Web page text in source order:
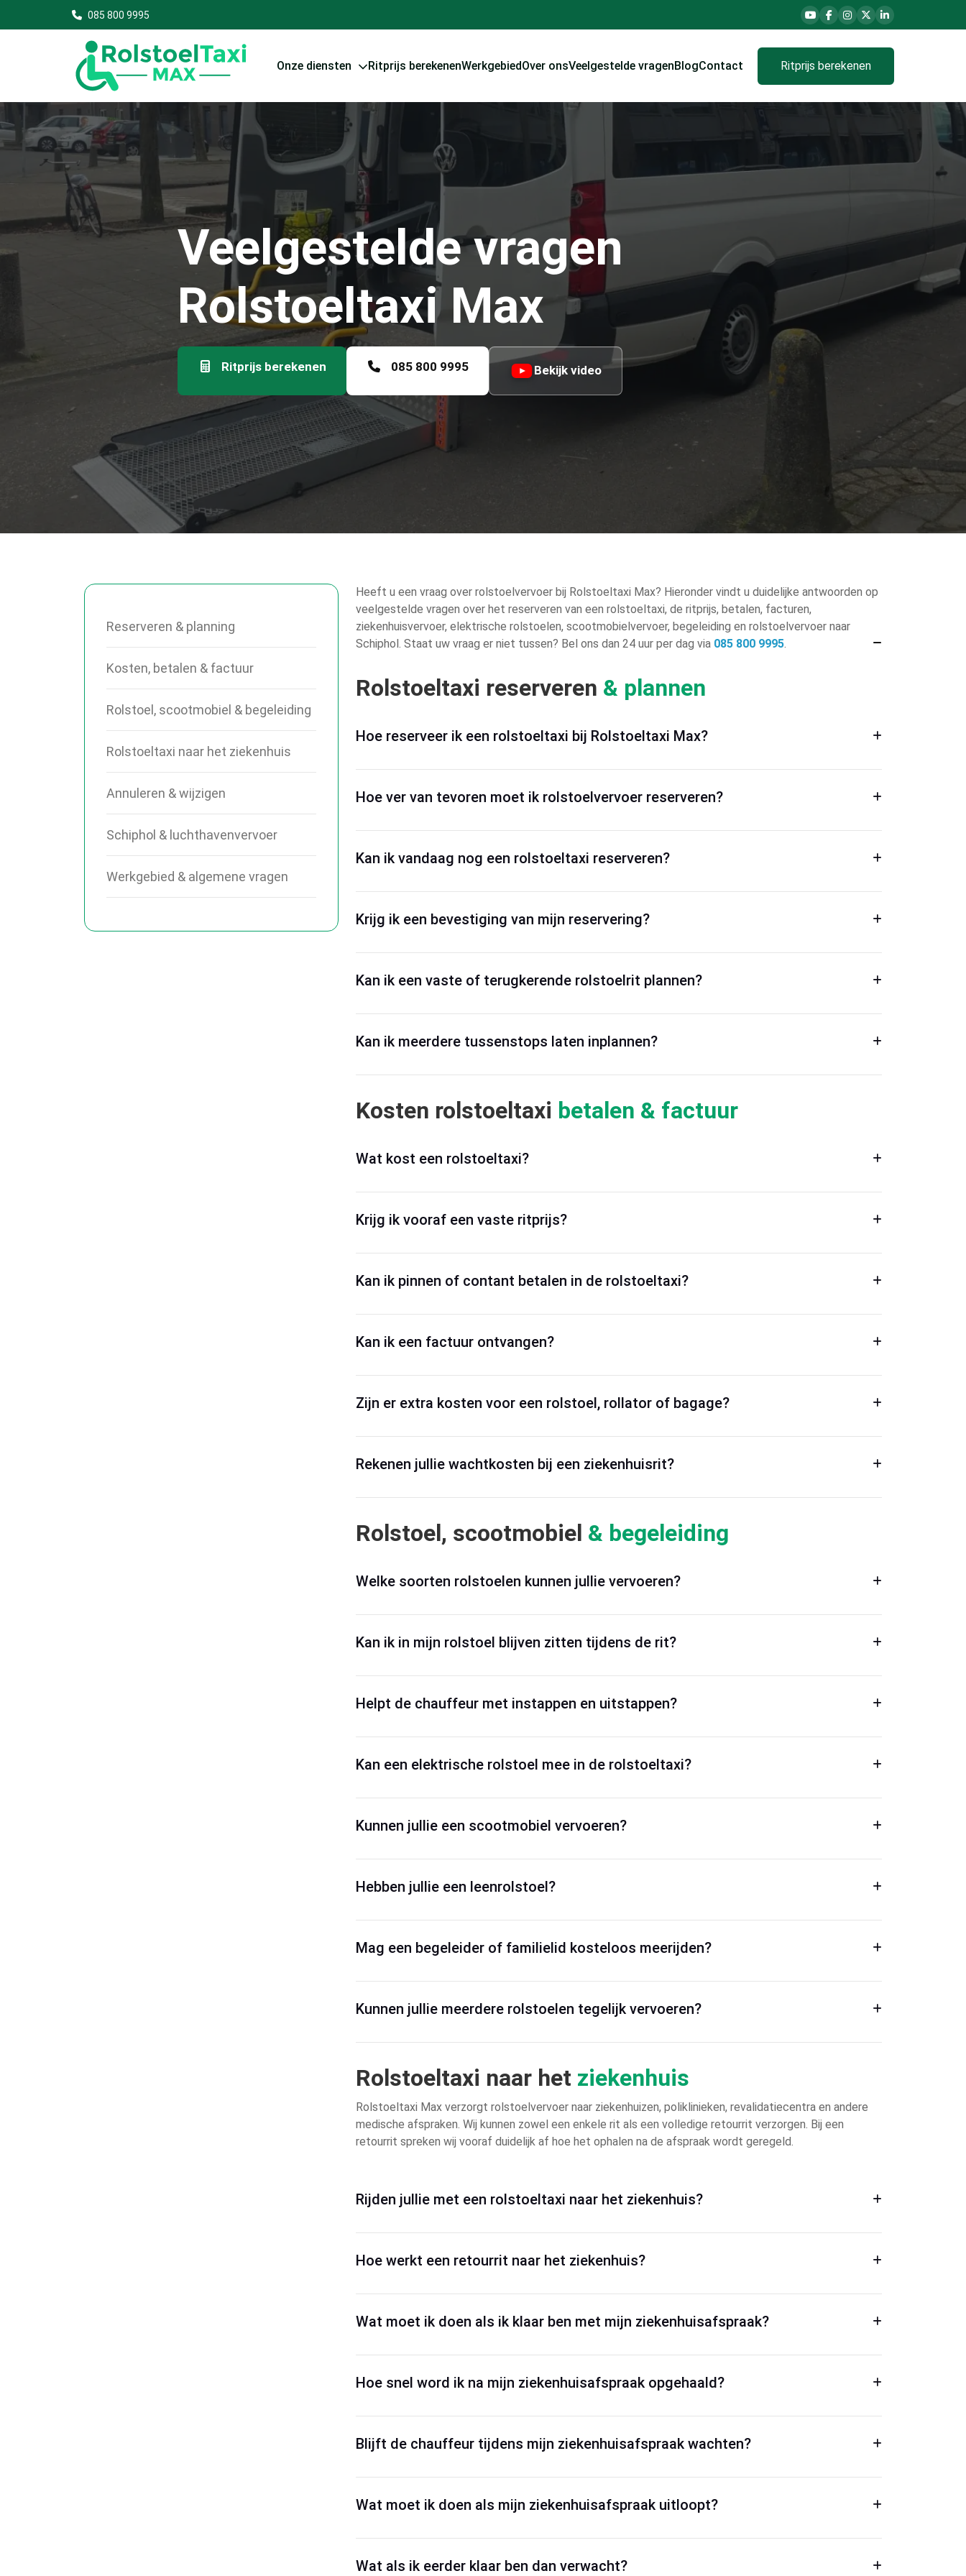
085 800 9995
Onze diensten Ritprijs berekenenWerkgebiedOver onsVeelgestelde vragenBlogContact Ritprijs berekenen
Veelgestelde vragen
Rolstoeltaxi Max
Ritprijs berekenen 085 800 9995 Bekijk video
Reserveren & planning
Kosten, betalen & factuur
Rolstoel, scootmobiel & begeleiding
Rolstoeltaxi naar het ziekenhuis
Annuleren & wijzigen
Schiphol & luchthavenvervoer
Werkgebied & algemene vragen
Heeft u een vraag over rolstoelvervoer bij Rolstoeltaxi Max? Hieronder vindt u duidelijke antwoorden op
veelgestelde vragen over het reserveren van een rolstoeltaxi, de ritprijs, betalen, facturen,
ziekenhuisvervoer, elektrische rolstoelen, scootmobielvervoer, begeleiding en rolstoelvervoer naar
Schiphol. Staat uw vraag er niet tussen? Bel ons dan 24 uur per dag via 085 800 9995.
Rolstoeltaxi reserveren & plannen
Hoe reserveer ik een rolstoeltaxi bij Rolstoeltaxi Max?
Hoe ver van tevoren moet ik rolstoelvervoer reserveren?
Kan ik vandaag nog een rolstoeltaxi reserveren?
Krijg ik een bevestiging van mijn reservering?
Kan ik een vaste of terugkerende rolstoelrit plannen?
Kan ik meerdere tussenstops laten inplannen?
Kosten rolstoeltaxi betalen & factuur
Wat kost een rolstoeltaxi?
Krijg ik vooraf een vaste ritprijs?
Kan ik pinnen of contant betalen in de rolstoeltaxi?
Kan ik een factuur ontvangen?
Zijn er extra kosten voor een rolstoel, rollator of bagage?
Rekenen jullie wachtkosten bij een ziekenhuisrit?
Rolstoel, scootmobiel & begeleiding
Welke soorten rolstoelen kunnen jullie vervoeren?
Kan ik in mijn rolstoel blijven zitten tijdens de rit?
Helpt de chauffeur met instappen en uitstappen?
Kan een elektrische rolstoel mee in de rolstoeltaxi?
Kunnen jullie een scootmobiel vervoeren?
Hebben jullie een leenrolstoel?
Mag een begeleider of familielid kosteloos meerijden?
Kunnen jullie meerdere rolstoelen tegelijk vervoeren?
Rolstoeltaxi naar het ziekenhuis
Rolstoeltaxi Max verzorgt rolstoelvervoer naar ziekenhuizen, poliklinieken, revalidatiecentra en andere
medische afspraken. Wij kunnen zowel een enkele rit als een volledige retourrit verzorgen. Bij een
retourrit spreken wij vooraf duidelijk af hoe het ophalen na de afspraak wordt geregeld.
Rijden jullie met een rolstoeltaxi naar het ziekenhuis?
Hoe werkt een retourrit naar het ziekenhuis?
Wat moet ik doen als ik klaar ben met mijn ziekenhuisafspraak?
Hoe snel word ik na mijn ziekenhuisafspraak opgehaald?
Blijft de chauffeur tijdens mijn ziekenhuisafspraak wachten?
Wat moet ik doen als mijn ziekenhuisafspraak uitloopt?
Wat als ik eerder klaar ben dan verwacht?